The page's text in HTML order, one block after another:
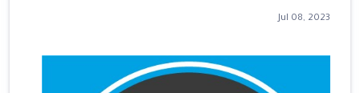
Jul 08, 2023